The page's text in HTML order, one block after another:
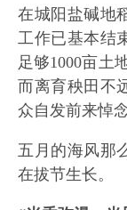
在城阳盐碱地
工作已基本结
足够1000亩土
而离育秧田不
众自发前来悼念
五月的海风那
在拔节生长。